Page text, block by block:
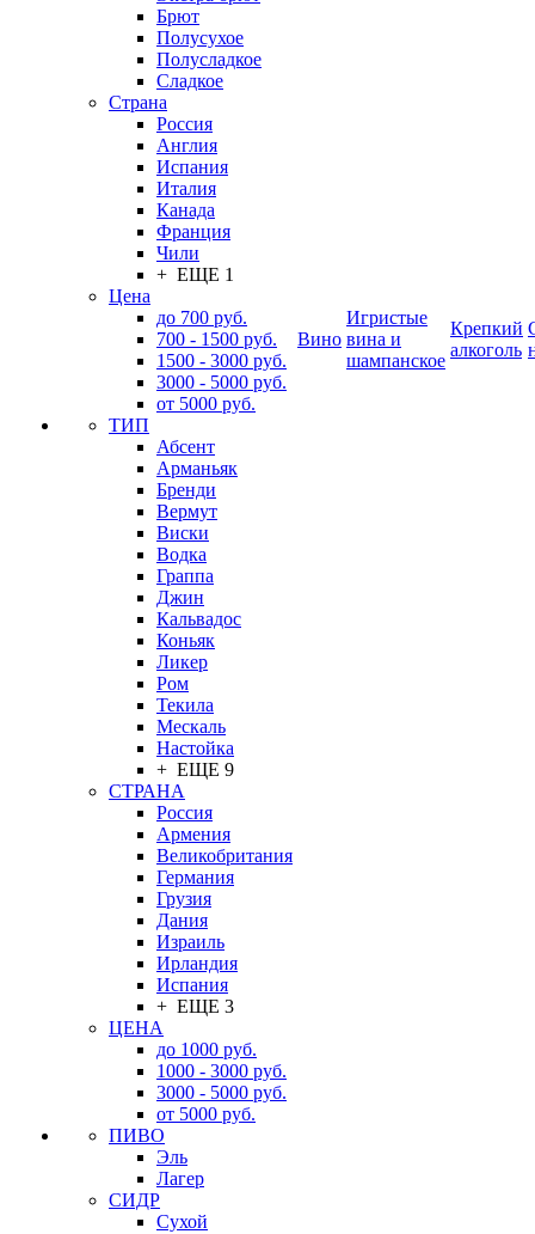
Брют
Полусухое
Полусладкое
Сладкое
Страна
Россия
Англия
Испания
Италия
Канада
Франция
Чили
+ ЕЩЕ 1
Цена
до 700 руб.
700 - 1500 руб.
1500 - 3000 руб.
3000 - 5000 руб.
от 5000 руб.
ТИП
Абсент
Арманьяк
Бренди
Вермут
Виски
Водка
Граппа
Джин
Кальвадос
Коньяк
Ликер
Ром
Текила
Мескаль
Настойка
+ ЕЩЕ 9
СТРАНА
Россия
Армения
Великобритания
Германия
Грузия
Дания
Израиль
Ирландия
Испания
+ ЕЩЕ 3
ЦЕНА
до 1000 руб.
1000 - 3000 руб.
3000 - 5000 руб.
от 5000 руб.
ПИВО
Эль
Лагер
СИДР
Сухой
Вино
Игристые
вина и
шампанское
Крепкий
алкоголь